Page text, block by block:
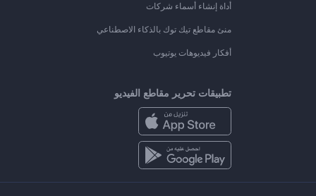
أداة إنشاء أسماء شركات
منئ مقاطع تيك توك بالذكاء الاصطناعي
أفكار فيديوهات يوتيوب
تطبيقات تحرير مقاطع الفيديو